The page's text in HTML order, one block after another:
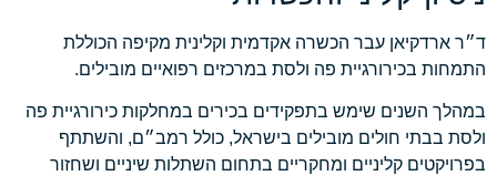
ד״ר ארדקיאן עבר הכשרה אקדמית וקלינית מקיפה הכוללת
התמחות בכירורגיית פה ולסת במרכזים רפואיים מובילים.
במהלך השנים שימש בתפקידים בכירים במחלקות כירורגיית פה
ולסת בבתי חולים מובילים בישראל, כולל רמב״ם, והשתתף
בפרויקטים קליניים ומחקריים בתחום השתלות שיניים ושחזור